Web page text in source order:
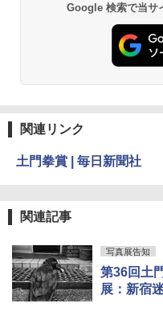
Google 検索で当サ
関連リンク
土門拳賞 | 毎日新聞社
関連記事
写真展告知
第36回土
展：新宿